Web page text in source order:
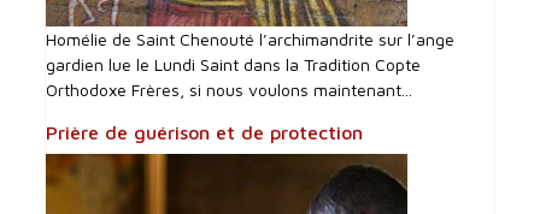
Homélie de Saint Chenouté l’archimandrite sur l’ange
gardien lue le Lundi Saint dans la Tradition Copte
Orthodoxe Frères, si nous voulons maintenant...
Prière de guérison et de protection